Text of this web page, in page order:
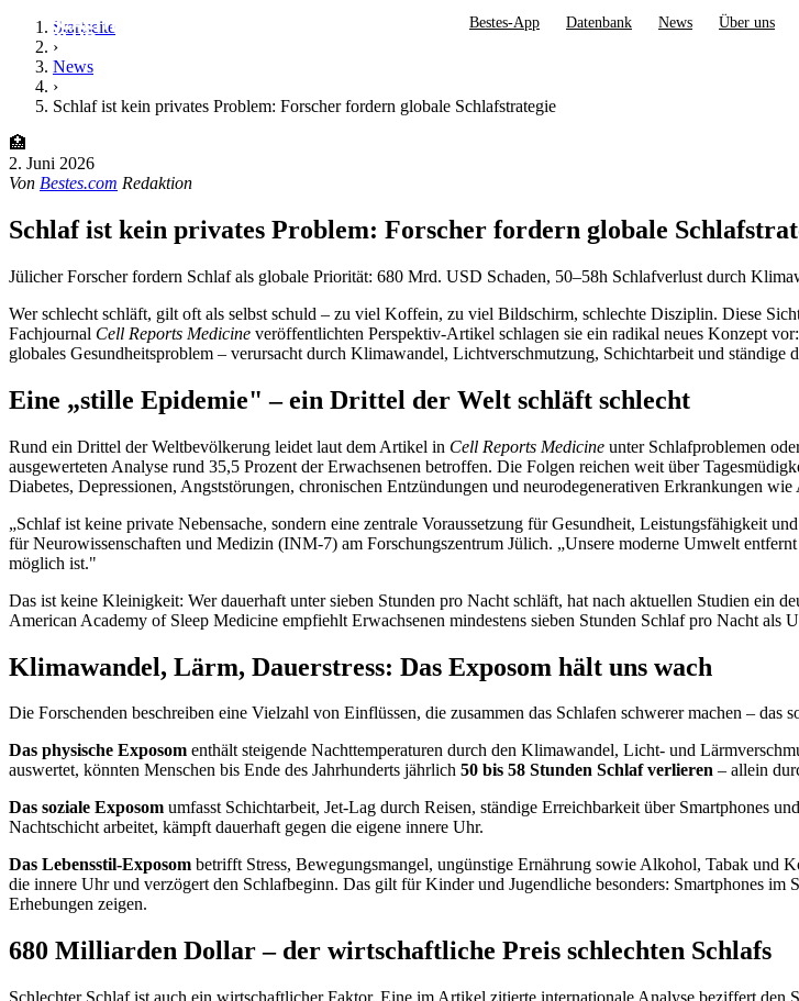
Bestes-App Datenbank News Über uns
Startseite
›
News
›
Schlaf ist kein privates Problem: Forscher fordern globale Schlafstrategie
🏥
2. Juni 2026
Von Bestes.com Redaktion
Schlaf ist kein privates Problem: Forscher fordern globale
Jülicher Forscher fordern Schlaf als globale Priorität: 680 Mrd. USD Schaden, 50–58h Schlafverlust durch
Wer schlecht schläft, gilt oft als selbst schuld – zu viel Koffein, zu viel Bildschirm, schlechte Disziplin. Diese
Fachjournal Cell Reports Medicine veröffentlichten Perspektiv-Artikel schlagen sie ein radikal neues Konzept vor:
globales Gesundheitsproblem – verursacht durch Klimawandel, Lichtverschmutzung, Schichtarbeit und ständige
Eine „stille Epidemie" – ein Drittel der Welt schläft schlecht
Rund ein Drittel der Weltbevölkerung leidet laut dem Artikel in Cell Reports Medicine unter Schlafproblemen
ausgewerteten Analyse rund 35,5 Prozent der Erwachsenen betroffen. Die Folgen reichen weit über
Diabetes, Depressionen, Angststörungen, chronischen Entzündungen und neurodegenerativen Erkrankungen
„Schlaf ist keine private Nebensache, sondern eine zentrale Voraussetzung für Gesundheit, Leistungsfähigkeit
für Neurowissenschaften und Medizin (INM-7) am Forschungszentrum Jülich. „Unsere moderne Umwelt
möglich ist."
Das ist keine Kleinigkeit: Wer dauerhaft unter sieben Stunden pro Nacht schläft, hat nach aktuellen Studien ein
American Academy of Sleep Medicine empfiehlt Erwachsenen mindestens sieben Stunden Schlaf pro Nacht als
Klimawandel, Lärm, Dauerstress: Das Exposom hält uns wach
Die Forschenden beschreiben eine Vielzahl von Einflüssen, die zusammen das Schlafen schwerer machen – das
Das physische Exposom enthält steigende Nachttemperaturen durch den Klimawandel, Licht- und
auswertet, könnten Menschen bis Ende des Jahrhunderts jährlich 50 bis 58 Stunden Schlaf verlieren – allein
Das soziale Exposom umfasst Schichtarbeit, Jet-Lag durch Reisen, ständige Erreichbarkeit über Smartphones
Nachtschicht arbeitet, kämpft dauerhaft gegen die eigene innere Uhr.
Das Lebensstil-Exposom betrifft Stress, Bewegungsmangel, ungünstige Ernährung sowie Alkohol, Tabak
die innere Uhr und verzögert den Schlafbeginn. Das gilt für Kinder und Jugendliche besonders: Smartphones
Erhebungen zeigen.
680 Milliarden Dollar – der wirtschaftliche Preis schlechten Schlafs